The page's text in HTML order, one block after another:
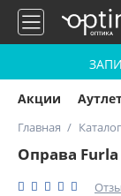
Акции
Главная Каталог
Оправа Furla